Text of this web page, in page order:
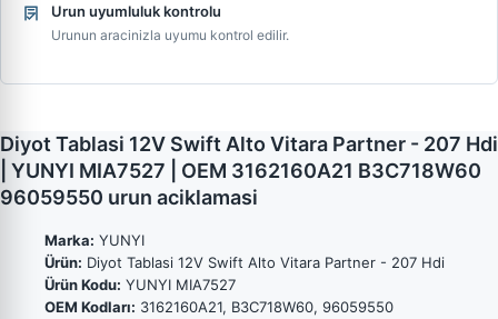
Urun uyumluluk kontrolu
Urunun aracinizla uyumu kontrol edilir.
Diyot Tablasi 12V Swift Alto Vitara Partner - 207 Hdi
| YUNYI MIA7527 | OEM 3162160A21 B3C718W60
96059550 urun aciklamasi
Marka: YUNYI
Ürün: Diyot Tablasi 12V Swift Alto Vitara Partner - 207 Hdi
Ürün Kodu: YUNYI MIA7527
OEM Kodları: 3162160A21, B3C718W60, 96059550